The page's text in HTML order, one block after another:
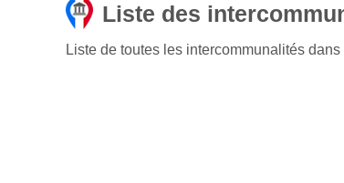
Liste des
Liste de toutes les intercommunalités